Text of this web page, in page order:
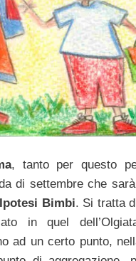
, tanto per questo
di settembre che
Ipotesi Bimbi. Si tratta
in quel
ad un certo punto,